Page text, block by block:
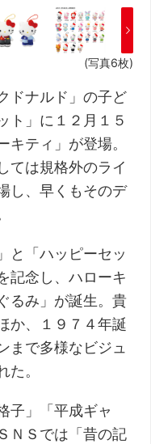
(写真6枚)
ドナルド」の子ど
ト」に１２月１５
キティ」が登場。
ては規格外のライ
し、早くもそのデ
と「ハッピーセッ
記念し、ハローキ
るみ」が誕生。貴
か、１９７４年誕
まで多様なビジュ
。
子」「平成ギャ
ＮＳでは「昔の記